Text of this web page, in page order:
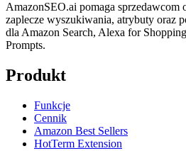
AmazonSEO.ai pomaga sprzedawcom
zaplecze wyszukiwania, atrybuty oraz
dla Amazon Search, Alexa for
Prompts.
Produkt
Funkcje
Cennik
Amazon Best Sellers
HotTerm Extension